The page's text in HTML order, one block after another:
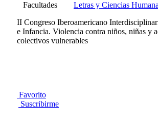
Facultades
Letras y Ciencias
II Congreso Iberoamericano
e Infancia. Violencia contra niños, niñas y
colectivos vulnerables
Favorito
Suscribirme